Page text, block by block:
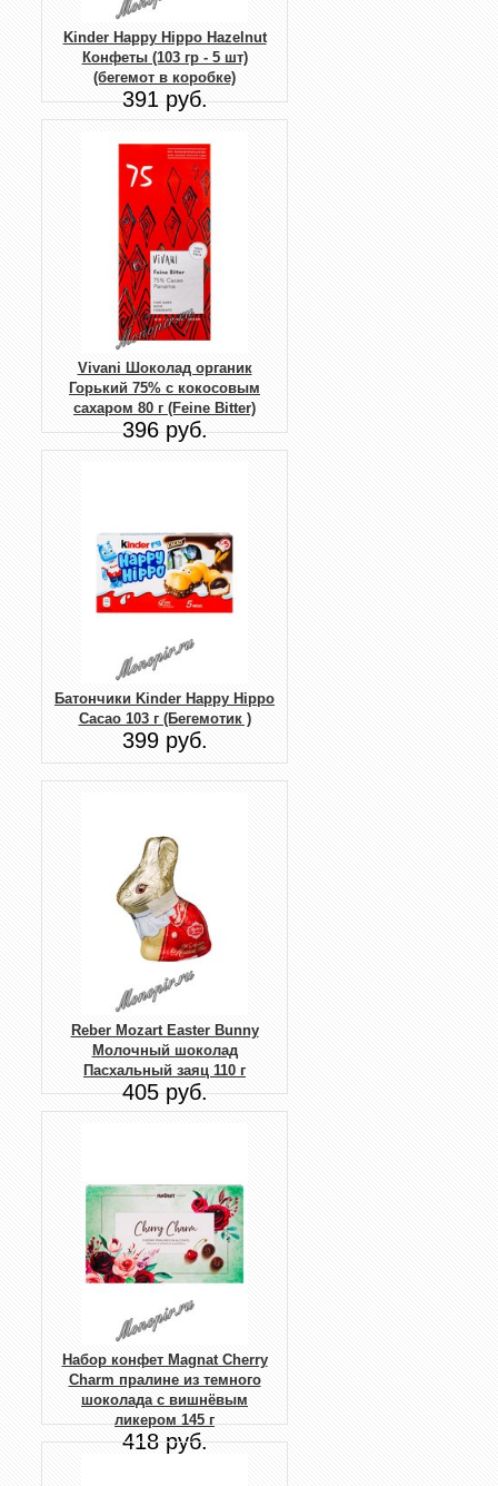
Kinder Happy Hippo Hazelnut
Конфеты (103 гр - 5 шт)
(бегемот в коробке)
391 руб.
Vivani Шоколад органик
Горький 75% с кокосовым
сахаром 80 г (Feine Bitter)
396 руб.
Батончики Kinder Happy Hippo
Cacao 103 г (Бегемотик )
399 руб.
Reber Mozart Easter Bunny
Молочный шоколад
Пасхальный заяц 110 г
405 руб.
Набор конфет Magnat Cherry
Charm пралине из темного
шоколада с вишнёвым
ликером 145 г
418 руб.